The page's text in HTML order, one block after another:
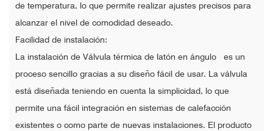
de temperatura, lo que permite realizar ajustes precisos para
alcanzar el nivel de comodidad deseado.
Facilidad de instalación:
La instalación de Válvula térmica de latón en ángulo es un
proceso sencillo gracias a su diseño fácil de usar. La válvula
está diseñada teniendo en cuenta la simplicidad, lo que
permite una fácil integración en sistemas de calefacción
existentes o como parte de nuevas instalaciones. El producto